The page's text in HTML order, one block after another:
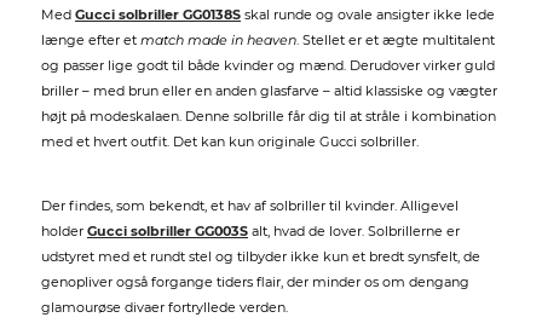
Med Gucci solbriller GG0138S skal runde og ovale ansigter ikke lede
længe efter et match made in heaven. Stellet er et ægte multitalent
og passer lige godt til både kvinder og mænd. Derudover virker guld
briller – med brun eller en anden glasfarve – altid klassiske og vægter
højt på modeskalaen. Denne solbrille får dig til at stråle i kombination
med et hvert outfit. Det kan kun originale Gucci solbriller.
Der findes, som bekendt, et hav af solbriller til kvinder. Alligevel
holder Gucci solbriller GG003S alt, hvad de lover. Solbrillerne er
udstyret med et rundt stel og tilbyder ikke kun et bredt synsfelt, de
genopliver også forgange tiders flair, der minder os om dengang
glamourøse divaer fortryllede verden.